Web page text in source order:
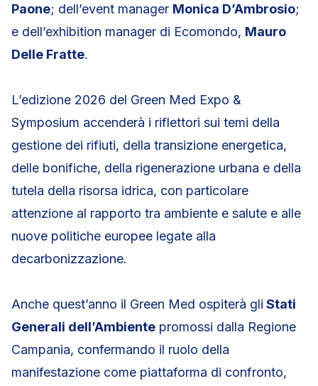
Paone; dell’event manager Monica D’Ambrosio;
e dell’exhibition manager di Ecomondo, Mauro
Delle Fratte.
L’edizione 2026 del Green Med Expo &
Symposium accenderà i riflettori sui temi della
gestione dei rifiuti, della transizione energetica,
delle bonifiche, della rigenerazione urbana e della
tutela della risorsa idrica, con particolare
attenzione al rapporto tra ambiente e salute e alle
nuove politiche europee legate alla
decarbonizzazione.
Anche quest’anno il Green Med ospiterà gli Stati
Generali dell’Ambiente promossi dalla Regione
Campania, confermando il ruolo della
manifestazione come piattaforma di confronto,